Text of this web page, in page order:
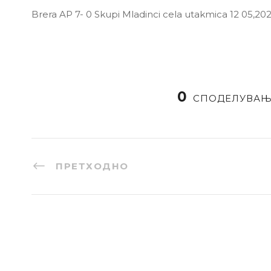
Brera AP 7- 0 Skupi Mladinci cela utakmica 12
0
ПРЕТХОДНО